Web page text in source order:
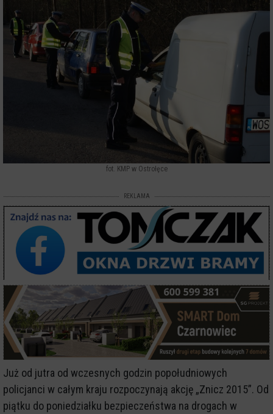
fot. KMP w Ostrołęce
REKLAMA
Już od jutra od wczesnych godzin popołudniowych
policjanci w całym kraju rozpoczynają akcję „Znicz 2015”. Od
piątku do poniedziałku bezpieczeństwa na drogach w